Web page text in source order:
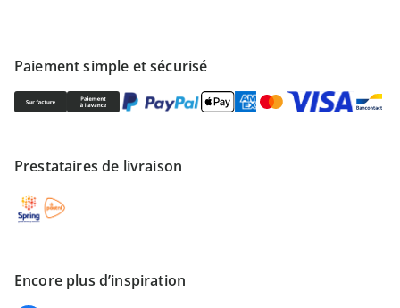
Paiement simple et sécurisé
Prestataires de livraison
Encore plus d’inspiration